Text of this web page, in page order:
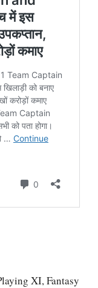
XI, Fantasy